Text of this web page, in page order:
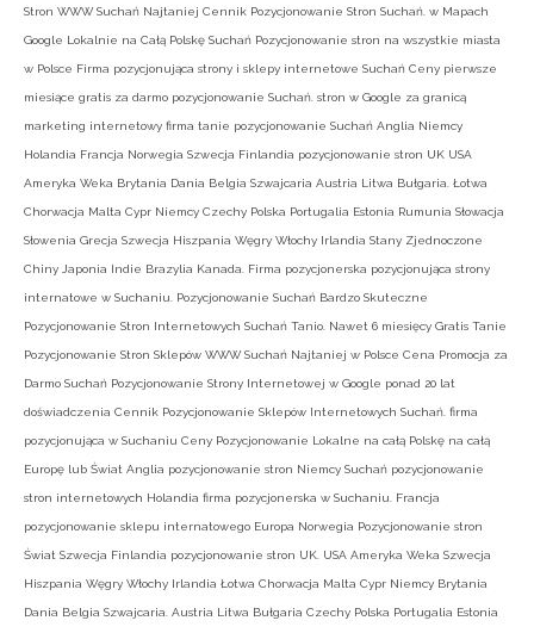
Stron WWW Suchań Najtaniej Cennik Pozycjonowanie Stron Suchań. w Mapach
Google Lokalnie na Całą Polskę Suchań Pozycjonowanie stron na wszystkie miasta
w Polsce Firma pozycjonująca strony i sklepy internetowe Suchań Ceny pierwsze
miesiące gratis za darmo pozycjonowanie Suchań. stron w Google za granicą
marketing internetowy firma tanie pozycjonowanie Suchań Anglia Niemcy
Holandia Francja Norwegia Szwecja Finlandia pozycjonowanie stron UK USA
Ameryka Weka Brytania Dania Belgia Szwajcaria Austria Litwa Bułgaria. Łotwa
Chorwacja Malta Cypr Niemcy Czechy Polska Portugalia Estonia Rumunia Słowacja
Słowenia Grecja Szwecja Hiszpania Węgry Włochy Irlandia Stany Zjednoczone
Chiny Japonia Indie Brazylia Kanada. Firma pozycjonerska pozycjonująca strony
internatowe w Suchaniu. Pozycjonowanie Suchań Bardzo Skuteczne
Pozycjonowanie Stron Internetowych Suchań Tanio. Nawet 6 miesięcy Gratis Tanie
Pozycjonowanie Stron Sklepów WWW Suchań Najtaniej w Polsce Cena Promocja za
Darmo Suchań Pozycjonowanie Strony Internetowej w Google ponad 20 lat
doświadczenia Cennik Pozycjonowanie Sklepów Internetowych Suchań. firma
pozycjonująca w Suchaniu Ceny Pozycjonowanie Lokalne na całą Polskę na całą
Europę lub Świat Anglia pozycjonowanie stron Niemcy Suchań pozycjonowanie
stron internetowych Holandia firma pozycjonerska w Suchaniu. Francja
pozycjonowanie sklepu internatowego Europa Norwegia Pozycjonowanie stron
Świat Szwecja Finlandia pozycjonowanie stron UK. USA Ameryka Weka Szwecja
Hiszpania Węgry Włochy Irlandia Łotwa Chorwacja Malta Cypr Niemcy Brytania
Dania Belgia Szwajcaria. Austria Litwa Bułgaria Czechy Polska Portugalia Estonia